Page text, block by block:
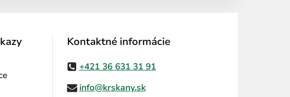
Kontaktné informácie
+421 36 631 31 91
info@krskany.sk